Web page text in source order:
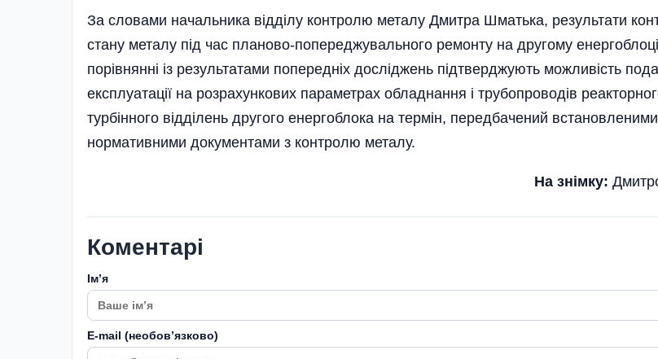
За словами начальника відділу контролю металу Дмитра Шматька, результати
стану металу під час планово-попереджувального ремонту на другому
порівнянні із результатами попередніх досліджень підтверджують можливість
експлуатації на розрахункових параметрах обладнання і трубопроводів
турбінного відді­лень другого енергоблока на термін, передбачений встановленими
нормативними документами з контролю металу.
На знімку:
Коментарі
Імʼя
E-mail (необовʼязково)